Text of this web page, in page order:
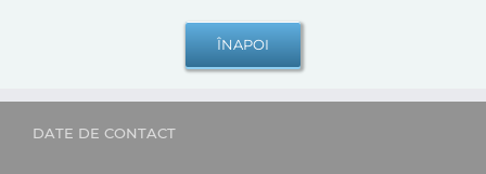
DATE DE CONTACT